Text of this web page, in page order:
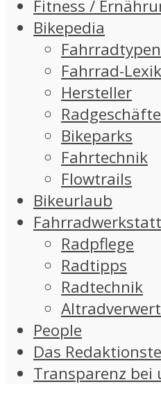
Fitness /
Bikepedia
Fahrradtypen
Fahrrad-
Hersteller
Radgeschäfte
Bikeparks
Fahrtechnik
Flowtrails
Bikeurlaub
Fahrradwerkstatt
Radpflege
Radtipps
Radtechnik
People
Das
Transparenz bei